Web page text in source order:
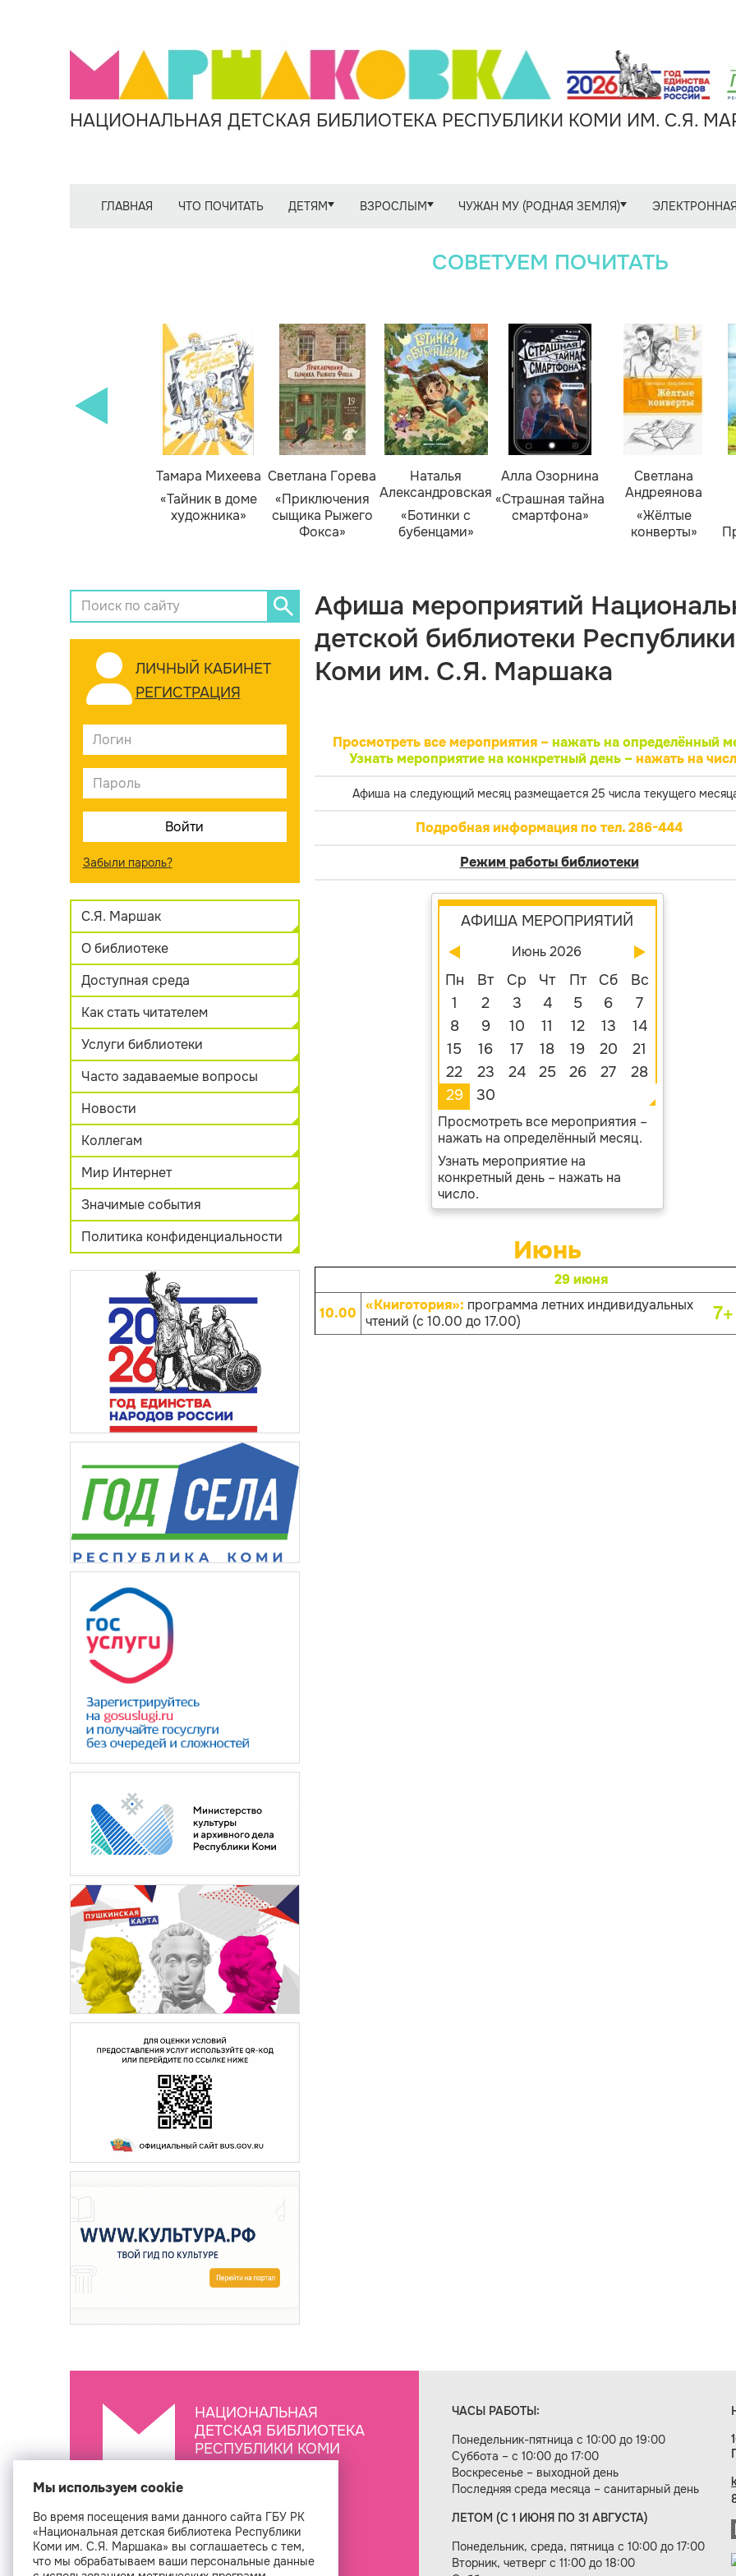
НАЦИОНАЛЬНАЯ ДЕТСКАЯ БИБЛИОТЕКА РЕСПУБЛИКИ КОМИ ИМ. С.Я.
ГЛАВНАЯ ЧТО ПОЧИТАТЬ ДЕТЯМ ВЗРОСЛЫМ ЧУЖАН МУ (РОДНАЯ ЗЕМЛЯ)
СОВЕТУЕМ ПОЧИТАТЬ
Тамара Михеева
«Тайник в доме
художника»
Светлана Горева
«Приключения
сыщика Рыжего
Фокса»
Наталья
Александровская
«Ботинки с
бубенцами»
Алла Озорнина
«Страшная тайна
смартфона»
Светлана
Андреянова
«Жёлтые
конверты»
ЛИЧНЫЙ КАБИНЕТ
РЕГИСТРАЦИЯ
Забыли пароль?
С.Я. Маршак
О библиотеке
Доступная среда
Как стать читателем
Услуги библиотеки
Часто задаваемые вопросы
Новости
Коллегам
Мир Интернет
Значимые события
Политика конфиденциальности
Афиша мероприятий
детской библиотеки Республики
Коми им. С.Я. Маршака
Просмотреть все мероприятия – нажать на определённый
Узнать мероприятие на конкретный день –нажать на
Афиша на следующий месяц размещается 25 числа текущего
Подробная информация по тел. 286-444
Режим работы библиотеки
АФИША МЕРОПРИЯТИЙ
Июнь 2026
Пн Вт Ср Чт Пт Сб
Вс
1
2 3 4 5 6
7
8
9 10 11 12 13
14
15
16 17 18 19 20
21
22
23 24 25 26 27
28
29
30
Просмотреть все мероприятия –
нажать на определённый месяц.
Узнать мероприятие на
конкретный день – нажать на
число.
Июнь
29 июня
10.00 «Книготория»: программа летних индивидуальных
чтений (с 10.00 до 17.00)
7+
НАЦИОНАЛЬНАЯ
ДЕТСКАЯ БИБЛИОТЕКА
РЕСПУБЛИКИ КОМИ
ЧАСЫ РАБОТЫ:
Понедельник-пятница с 10:00 до 19:00
Суббота – с 10:00 до 17:00
Воскресенье – выходной день
Последняя среда месяца – санитарный день
ЛЕТОМ (С 1 ИЮНЯ ПО 31 АВГУСТА)
Понедельник, среда, пятница с 10:00 до 17:00
Вторник, четверг с 11:00 до 18:00
Создание сайта — веб-студия «Цифровой век»
Мы используем cookie
Во время посещения вами данного сайта ГБУ РК
«Национальная детская библиотека Республики
Коми им. С.Я. Маршака» вы соглашаетесь с тем,
что мы обрабатываем ваши персональные данные